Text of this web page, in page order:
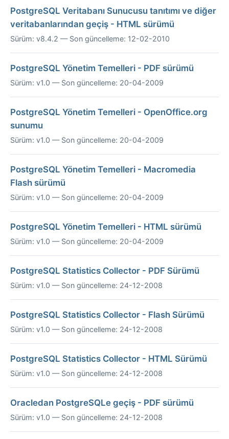
PostgreSQL Veritabanı Sunucusu tanıtımı ve diğer
veritabanlarından geçiş - HTML sürümü
Sürüm: v8.4.2 — Son güncelleme: 12-02-2010
PostgreSQL Yönetim Temelleri - PDF sürümü
Sürüm: v1.0 — Son güncelleme: 20-04-2009
PostgreSQL Yönetim Temelleri - OpenOffice.org
sunumu
Sürüm: v1.0 — Son güncelleme: 20-04-2009
PostgreSQL Yönetim Temelleri - Macromedia
Flash sürümü
Sürüm: v1.0 — Son güncelleme: 20-04-2009
PostgreSQL Yönetim Temelleri - HTML sürümü
Sürüm: v1.0 — Son güncelleme: 20-04-2009
PostgreSQL Statistics Collector - PDF Sürümü
Sürüm: v1.0 — Son güncelleme: 24-12-2008
PostgreSQL Statistics Collector - Flash Sürümü
Sürüm: v1.0 — Son güncelleme: 24-12-2008
PostgreSQL Statistics Collector - HTML Sürümü
Sürüm: v1.0 — Son güncelleme: 24-12-2008
Oracledan PostgreSQLe geçiş - PDF sürümü
Sürüm: v1.0 — Son güncelleme: 24-12-2008